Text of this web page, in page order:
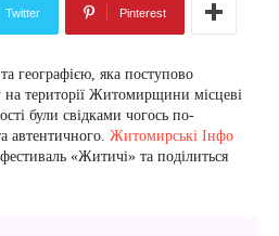
Twitter Pinterest
географією, яка поступово
території Житомирщини місцеві
були свідками чогось по-
автентичного. Житомирські Інфо
«Житичі» та поділиться